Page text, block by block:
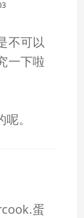
不可以
一下啦
。
蛋